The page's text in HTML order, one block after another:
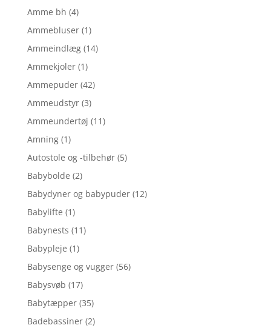
Amme bh (4)
Ammebluser (1)
Ammeindlæg (14)
Ammekjoler (1)
Ammepuder (42)
Ammeudstyr (3)
Ammeundertøj (11)
Amning (1)
Autostole og -tilbehør (5)
Babybolde (2)
Babydyner og babypuder (12)
Babylifte (1)
Babynests (11)
Babypleje (1)
Babysenge og vugger (56)
Babysvøb (17)
Babytæpper (35)
Badebassiner (2)